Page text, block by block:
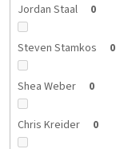
Jordan Staal 0
Steven Stamkos 0
Shea Weber 0
Chris Kreider 0